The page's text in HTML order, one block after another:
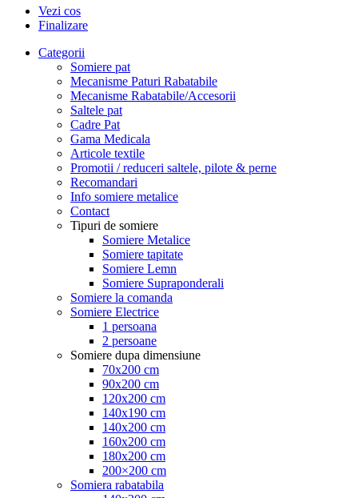
Vezi cos
Finalizare
Categorii
Somiere pat
Mecanisme Paturi Rabatabile
Mecanisme Rabatabile/Accesorii
Saltele pat
Cadre Pat
Gama Medicala
Articole textile
Promotii / reduceri saltele, pilote & perne
Recomandari
Info somiere metalice
Contact
Tipuri de somiere
Somiere Metalice
Somiere tapitate
Somiere Lemn
Somiere Supraponderali
Somiere la comanda
Somiere Electrice
1 persoana
2 persoane
Somiere dupa dimensiune
70x200 cm
90x200 cm
120x200 cm
140x190 cm
140x200 cm
160x200 cm
180x200 cm
200×200 cm
Somiera rabatabila